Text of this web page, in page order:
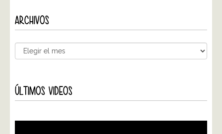
ARCHIVOS
ÚLTIMOS VIDEOS